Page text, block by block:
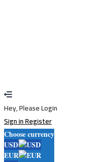
Hey, Please Login
Sign inRegister
Choose currency
USD
EUR